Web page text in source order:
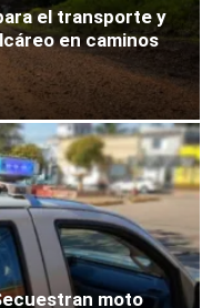
el transporte y
en caminos
moto